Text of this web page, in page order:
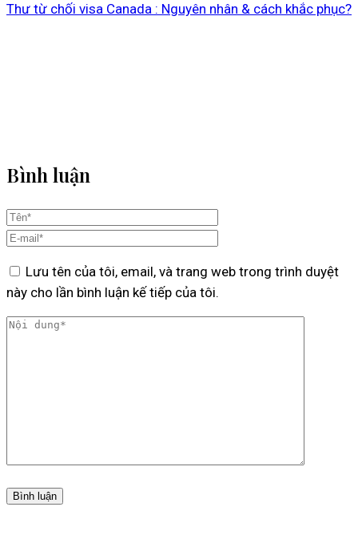
Thư từ chối visa Canada : Nguyên nhân & cách khắc phục?
Bình luận
Lưu tên của tôi, email, và trang web trong trình duyệt
này cho lần bình luận kế tiếp của tôi.